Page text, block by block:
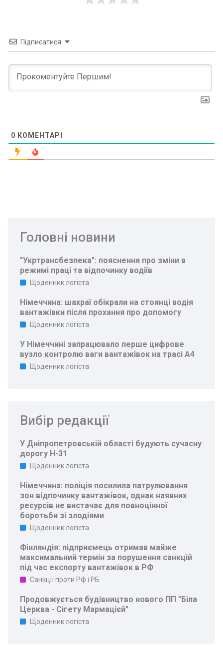
Підписатися
0 КОМЕНТАРІ
Головні новини
"Укртрансбезпека": пояснення про зміни в
режимі праці та відпочинку водіїв
Щоденник логіста
Німеччина: шахраї обікрали на стоянці водія
вантажівки після прохання про допомогу
Щоденник логіста
У Німеччині запрацювало перше цифрове
вузло контролю ваги вантажівок на трасі A4
Щоденник логіста
Вибір редакції
У Дніпропетровській області будують сучасну
дорогу Н-31
Щоденник логіста
Німеччина: поліція посилила патрулювання
зон відпочинку вантажівок, однак наявних
ресурсів не вистачає для повноцінної
боротьби зі злодіями
Щоденник логіста
Фінляндія: підприємець отримав майже
максимальний термін за порушення санкцій
під час експорту вантажівок в РФ
Санкції проти РФ і РБ
Продовжується будівництво нового ПП "Біла
Церква - Сігету Мармацієй"
Щоденник логіста